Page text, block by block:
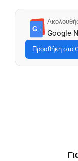
G≡
Google
Προσθήκη στο